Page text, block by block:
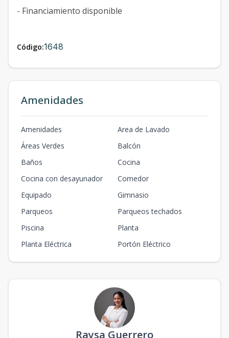
- Financiamiento disponible
Código:1648
Amenidades
Amenidades
Area de Lavado
Áreas Verdes
Balcón
Baños
Cocina
Cocina con desayunador
Comedor
Equipado
Gimnasio
Parqueos
Parqueos techados
Piscina
Planta
Planta Eléctrica
Portón Eléctrico
Raysa Guerrero